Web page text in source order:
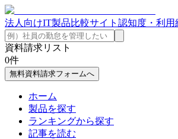
法人向けIT製品比較サイト 認知度・利用
資料請求リスト
0件
無料資料請求フォームへ
ホーム
製品を探す
ランキングから探す
記事を読む